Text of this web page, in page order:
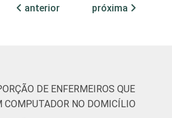
Não
classificado
anterior próxima
DE ENFERMEIROS QUE
COMPUTADOR NO DOMICÍLIO